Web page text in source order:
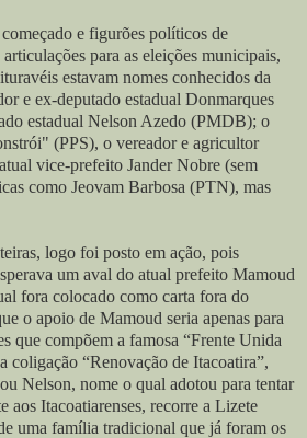
e figurões políticos de
para as eleições municipais,
estavam nomes conhecidos da
e ex-deputado estadual Donmarques
estadual Nelson Azedo (PMDB); o
(PPS), o vereador e agricultor
vice-prefeito Jander Nobre (sem
como Jeovam Barbosa (PTN), mas
logo foi posto em ação, pois
um aval do atual prefeito Mamoud
fora colocado como carta fora do
o apoio de Mamoud seria apenas para
que compõem a famosa “Frente Unida
coligação “Renovação de Itacoatira”,
Nelson, nome o qual adotou para tentar
aos Itacoatiarenses, recorre a Lizete
uma família tradicional que já foram os